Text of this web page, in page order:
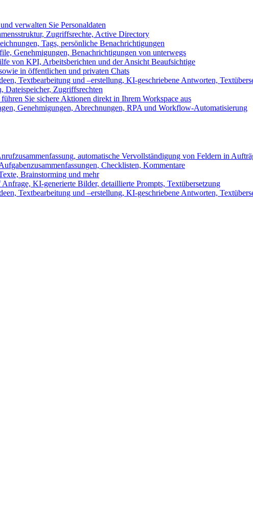
verwalten Sie Personaldaten
Zugriffsrechte, Active Directory
Tags, persönliche Benachrichtigungen
Genehmigungen, Benachrichtigungen von unterwegs
von KPI, Arbeitsberichten und der Ansicht Beaufsichtige
in öffentlichen und privaten Chats
Textbearbeitung und –erstellung, KI-geschriebene Antworten,
Dateispeicher, Zugriffsrechten
Sie sichere Aktionen direkt in Ihrem Workspace aus
Genehmigungen, Abrechnungen, RPA und Workflow-Automatisierung
automatische Vervollständigung von Feldern in
Checklisten, Kommentare
Brainstorming und mehr
Anfrage, KI-generierte Bilder, detaillierte Prompts, Textübersetzung
Textbearbeitung und –erstellung, KI-geschriebene Antworten,